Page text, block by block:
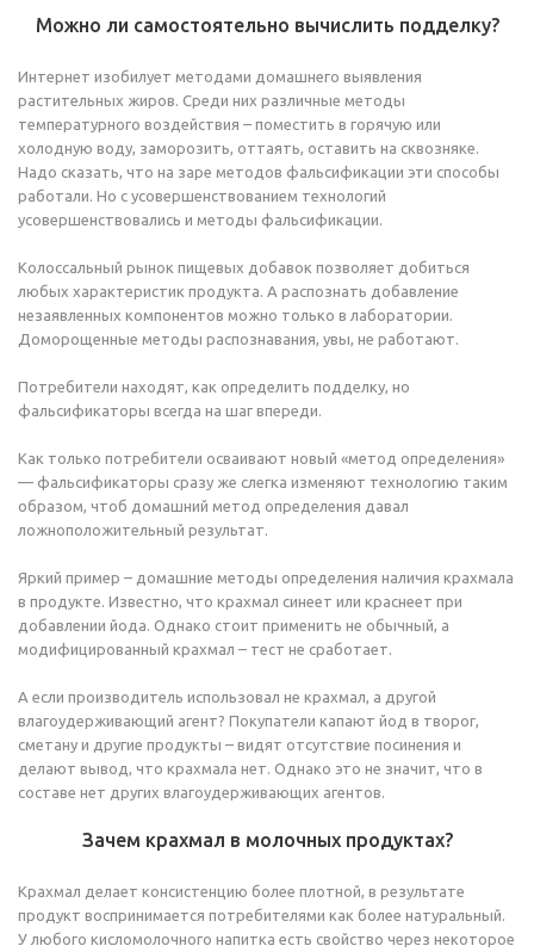
Можно ли самостоятельно вычислить подделку?
Интернет изобилует методами домашнего выявления
растительных жиров. Среди них различные методы
температурного воздействия – поместить в горячую или
холодную воду, заморозить, оттаять, оставить на сквозняке.
Надо сказать, что на заре методов фальсификации эти способы
работали. Но с усовершенствованием технологий
усовершенствовались и методы фальсификации.
Колоссальный рынок пищевых добавок позволяет добиться
любых характеристик продукта. А распознать добавление
незаявленных компонентов можно только в лаборатории.
Доморощенные методы распознавания, увы, не работают.
Потребители находят, как определить подделку, но
фальсификаторы всегда на шаг впереди.
Как только потребители осваивают новый «метод определения»
— фальсификаторы сразу же слегка изменяют технологию таким
образом, чтоб домашний метод определения давал
ложноположительный результат.
Яркий пример – домашние методы определения наличия крахмала
в продукте. Известно, что крахмал синеет или краснеет при
добавлении йода. Однако стоит применить не обычный, а
модифицированный крахмал – тест не сработает.
А если производитель использовал не крахмал, а другой
влагоудерживающий агент? Покупатели капают йод в творог,
сметану и другие продукты – видят отсутствие посинения и
делают вывод, что крахмала нет. Однако это не значит, что в
составе нет других влагоудерживающих агентов.
Зачем крахмал в молочных продуктах?
Крахмал делает консистенцию более плотной, в результате
продукт воспринимается потребителями как более натуральный.
У любого кисломолочного напитка есть свойство через некоторое